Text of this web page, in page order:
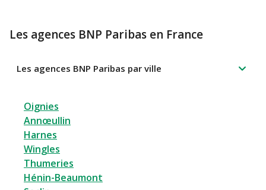
Les agences BNP Paribas en France
Les agences BNP Paribas par ville
Oignies
Annœullin
Harnes
Wingles
Thumeries
Hénin-Beaumont